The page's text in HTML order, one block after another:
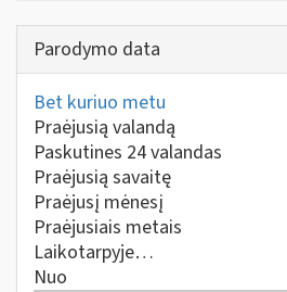
Parodymo data
Bet kuriuo metu
Praėjusią valandą
Paskutines 24 valandas
Praėjusią savaitę
Praėjusį mėnesį
Praėjusiais metais
Laikotarpyje…
Nuo